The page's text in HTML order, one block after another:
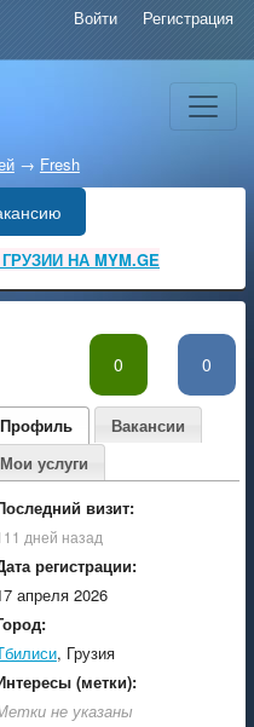
Войти Регистрация
→ Fresh
НА MYM.GE
0 0
Профиль
Вакансии
Мои услуги
визит:
дней назад
регистрации:
апреля 2026
, Грузия
(метки):
не указаны